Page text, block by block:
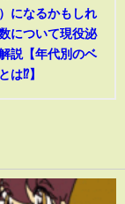
になるかもしれ
について現役泌
説【年代別のベ
は⁉︎】